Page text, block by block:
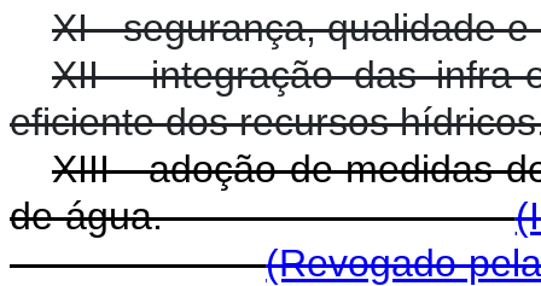
XI - segurança, qualidade
XII - integração das
eficiente dos recursos
XIII - adoção de medidas
de água.
(Revogado